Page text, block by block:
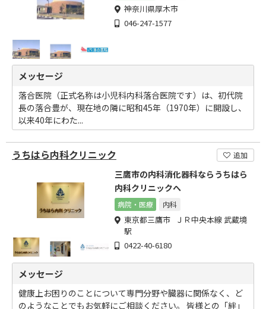
神奈川県厚木市
046-247-1577
メッセージ
落合医院（正式名称は小児科内科落合医院です）は、初代院
長の落合豊が、現在地の隣に昭和45年（1970年）に開設し、
以来40年にわた...
うちはら内科クリニック 追加
三鷹市の内科消化器科ならうちはら
内科クリニックへ
病院・医療 内科
東京都三鷹市 ＪＲ中央本線 武蔵境
駅
0422-40-6180
メッセージ
健康上お困りのことについて専門分野や臓器に関係なく、ど
のようなことでもお気軽にご相談ください。 皆様との「絆」